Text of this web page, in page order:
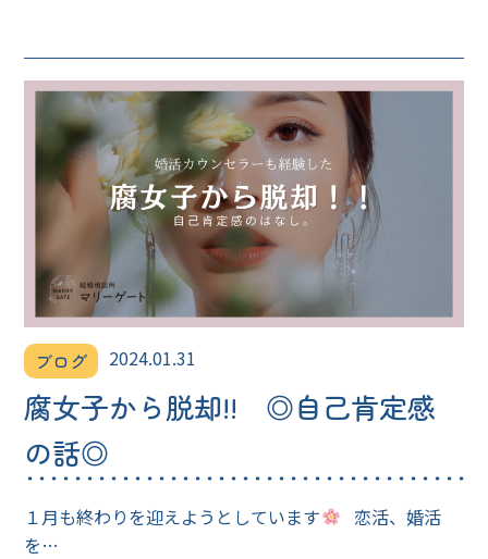
ブログ 2024.01.31
腐女子から脱却!! ◎自己肯定感
の話◎
１月も終わりを迎えようとしています
恋活、婚活
を…